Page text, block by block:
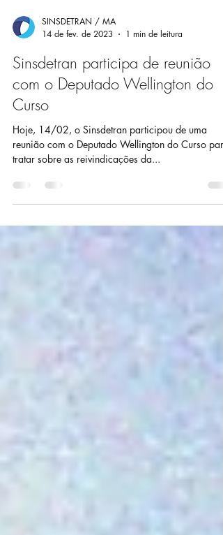
SINSDETRAN / MA
14 de fev. de 2023
1 min de leitura
Sinsdetran participa de reunião
com o Deputado Wellington do
Curso
Hoje, 14/02, o Sinsdetran participou de uma
reunião com o Deputado Wellington do Curso para